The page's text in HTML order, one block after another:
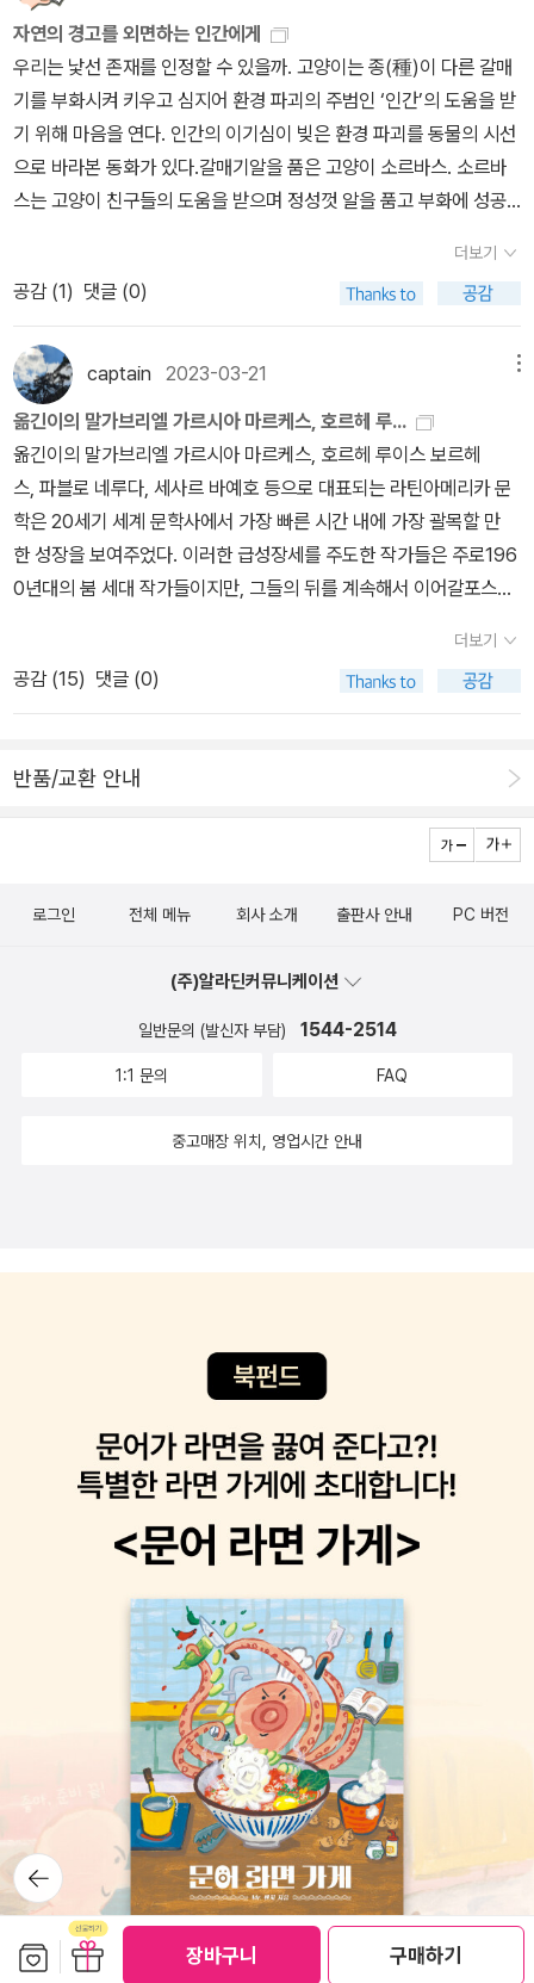
장바구니 구매하기
에 두바퀴로 논두렁을 가르며 하늘을 보자니, 이제 빨래는 17:30이면
걷어야겠네. 《바다를 말하는 하얀 고래》를 읽으며 아쉽고 아리송했
다. 흰고래를 말하고 싶다면 흰고래한테 물어볼 노릇인데, ‘흰고래 아
닌 사람살이’를 꿰어맞췄다고 느꼈다. 바다를 들려주고 싶다면 바다
한테서 이야기를 들을 일인데, ‘바다 아닌 서울살이’를 짜맞췄다고 느
꼈다. 바다도 바람도 고래도 헤엄이도 사람을 미워하거나 싫어해서
죽이려는 불길이 타오르지 않는다. 총칼을 끝없이 벼리는 얼뜬 우두
머리하고 허수아비만 불길이 타오를 뿐이다. 얼뜬 사람을 나무라려면
누가 어떻게 얼뜨기인지 짚으면 된다. 애먼 흰고래를 괴롭히지 말자.
《새로 쓰는 말밑 꾸러미 사전》, 《미래세대를 위한 우리말과 문해력》,
《들꽃내음 따라 걷다가 작은책집을 보았습니다》, 《우리말꽃》, 《쉬운
말이 평화》, 《곁말》, 《책숲마실》, 《우리말 수수께끼 동시》, 《시골에
서 살림 짓는 즐거움》, 《이오덕 마음 읽기》을 썼다. blog.naver.co
m/hbooklove
자연의 경고를 외면하는 인간에게
우리는 낯선 존재를 인정할 수 있을까. 고양이는 종(種)이 다른 갈매
기를 부화시켜 키우고 심지어 환경 파괴의 주범인 ‘인간’의 도움을 받
기 위해 마음을 연다. 인간의 이기심이 빚은 환경 파괴를 동물의 시선
으로 바라본 동화가 있다.갈매기알을 품은 고양이 소르바스. 소르바
스는 고양이 친구들의 도움을 받으며 정성껏 알을 품고 부화에 성공
게 나는 법을 가르쳐주기 위해 소르바스와 고양이 친구들은 백과사전
에서 비행과 관련된 내용을 찾아낸다. 하지만 열일곱 번의 비행 시도
는 모두 실패한다. 결국 소르바스는 고양이 세상 밖에서 인간의 도움
을 받기로 한다. 그것은 ‘인간과 언어 소통을 하는 것은 절대 안 된
다.’는 고양이 세계의 불문율을 깨는 일이었다. 신뢰할 수 있는 인간인
시인에게 도움을 받아 아포르뚜나다는 드디어 첫 비행에 성공한다.
《갈매기에게 나는 법을 가르쳐준 고양이》(유왕무 옮김, 바다출판사,
2000)는 라틴 문학권의 대표 작가 루이스 세뿔베다(Luis Sepúlve
da, 1949~2020)의 작품이다. 1949년 칠레에서 태어난 루이스 세
뿔베다는 유네스코와 그린피스 회원으로 활동하면서 환경생태 문제,
소수민족 보호와 같은 인류 전체의 첨예한 문제에 관심을 기울인 작
가이다. 루이스 세뿔베다의 이름을 알린 대표작 《연애 소설 읽는 노
인》(정창 옮김, 열린책들, 2001)은 아마존의 개발이라는 라틴 아메
다. 《갈매기에게 나는 법을 가르쳐준 고양이》에서 바다의 검은 기름
고 해서 모든 인간들을 다 싸잡아 욕해서는 안 되지. 그건 공정치 못한
처사야.”(29쪽) 고양이들조차 인간의 근시안적인 환경 파괴 행동을
측은하게 여긴다. 하지만 고양이 소르바스가 시인을 ‘선택된 인간’으
한 내용의 ‘갈매기들’이라는 시(詩)였다. 작가는 작품 속에서 자연과
읽는 노인》에서 인간이 자연을 외면하는 한 결국은 모두가 공멸할 수
밖에 없다는 점에서도 맥락을 같이 한다. “죽은 짐승의 털을 어루만지
에서 어느 쪽도 승리자가 될 수 없다고 생각하면서 부끄러움의 눈물
이 되었다. 이미 파괴된 자연을 복원하는 일은 요원하다. 어쩌면 본래
는 날, 하늘에는 거센 비바람이 불었다. 갈매기가 앞으로 헤쳐 나가야
할 역경의 시작을 알리는 복선이다. 첫 비행을 앞두고 인간의 품에 안
긴 고양이와 갈매기. 이 셋은 서로의 심장박동 소리를 듣는다. “리듬
은 달랐으나, 그 격렬함은 똑같았다.”(152쪽) 이 책에서 가장 빛나는
대목이다. 만물의 영장인 ‘인간’의 행복과 평화가 따르는 삶은 서로 다
른 존재를 받아들이고 소통하는 일임을 다시 한번 강조한다. 여러분
도 이 책이 전하는 묵직한 울림을 들어보길 바란다.루이스 세뿔베다
지음, 유왕무 옮김 <갈매기에게 나는 법을 가르쳐준 고양이>(바다출
더보기
공감 (1) 댓글 (0)
captain 2023-03-21
옮긴이의 말가브리엘 가르시아 마르케스, 호르헤 루...
옮긴이의 말가브리엘 가르시아 마르케스, 호르헤 루이스 보르헤
스, 파블로 네루다, 세사르 바예호 등으로 대표되는 라틴아메리카 문
학은 20세기 세계 문학사에서 가장 빠른 시간 내에 가장 괄목할 만
한 성장을 보여주었다. 이러한 급성장세를 주도한 작가들은 주로196
0년대의 붐 세대 작가들이지만, 그들의 뒤를 계속해서 이어갈포스
이 향후의 새 시대에도 세계 문학계에서 차지하는 비중이 결코 만만
치 않을 것임을 예고하는 부분이다.1999년 중앙일보에서 선정한 ‘떠
오르는 밀레니엄 작가 20인 중라틴아메리카를 대표하는 유일한 작가
의 중심에 있는 인물이다. 그는 청년 시절 암울한 정치적 상황을 타파
하고자 반정부 활동을 주도하였다. 그것은 바로 피노체트 정권의 권
위주의적 통치와- P159인권 탄압에 대한 저항이었다. 그 결과 그
이 새로운 경험을 추구하고자 하는 욕구의 발로였다고 술회했다. 그
의 하나라는 것이다. 또한 망명 생활이 오히려 조국의 모습을 객관적
이고 냉철하게판단하는 데에 도움을 주었다고 한다.세뿔베다는 페
라 언론인으로서도 명성을 떨쳤다. 그런가 하면 국제기구인 유네스코
족 보호 운동에 적극적으로 참여하면서 그러한 내용을 작품 속에 담
는 작품으로 최우수상을 받는 등 촉망받는 젊은 작가로 부상하였
다. 그를세계적인 작가의 위치로 올려놓은 결정적 작품은 1989년
역되면서 본격적인 각광을 받기 시작했다. 그는 이 소설로 ‘띠그레 후
안‘상을 받기도 하였다.- P160세뿔베다는 자연과 환경을 중시하
는 환경작가다. 이 작품 역시그러한 내용을 문학적으로 형상화하
고 있다. 어느 날 자신의 아이들에게 인간이 자연을 훼손함으로써 빚
의 창작 동기라고 작가 스스로 밝히고 있듯이, 현대 문명이 야기한 자
연과 환경파괴의 문제를 다루고 있다.주인공인 고양이 소르바스와 갈
매기 켕가의 만남으로부터 시작되는 이 작품은, 동물들이 목격한 인
간에 의한 환경오염 실태를 적나라하게 고발하고 있다. 흑해의 기름
덩어리를 온 몸에 뒤집어쓴갈매기는 죽어가면서도 인간의 해양오
염 실태를 폭로하는가 하면,고양이들조차 인간의 근시안적 자연파
괴 행동을 측은하게 여긴다.의식적으로 또는 무의식적으로 저지르
는 환경오염에 대한 인간의실수와 무지를 꼬집고 있는 것이다.환경작
가로서의 세뿔베다의 모습은 다른 작품에서도 여실히 드러나고 있
다. 예를 들면, 《연애소설 읽는 노인》에서는 아마존 밀림의 한 촌락
을 배경으로 다양한 인물군의 개성을 보여주면서, 생명의 근원이
더보기
공감 (15) 댓글 (0)
반품/교환 안내
뒤로가
기
로그인 전체 메뉴 회사 소개 출판사 안내 PC 버전
(주)알라딘커뮤니케이션
일반문의 (발신자 부담) 1544-2514
1:1 문의 FAQ
중고매장 위치, 영업시간 안내